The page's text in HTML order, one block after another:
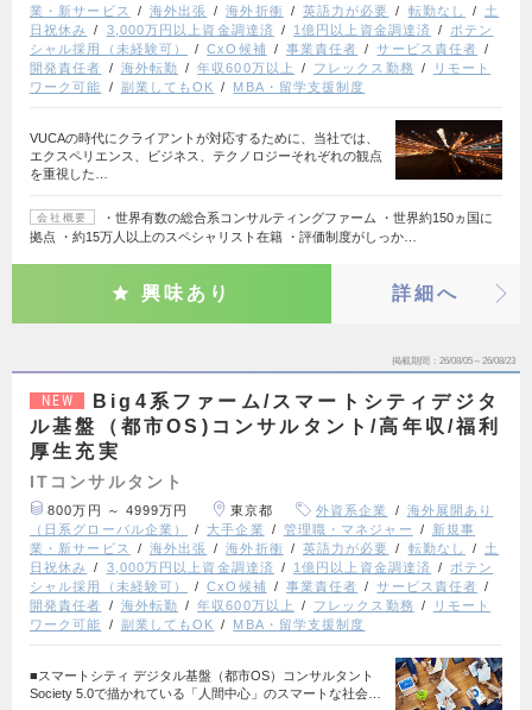
業・新サービス
海外出張 海外折衝 英語力が必要 転勤なし
土
日祝休み
3,000万円以上資金調達済 1億円以上資金調達済
ポテン
シャル採用（未経験可）
CxO候補 事業責任者
サービス責任者
開発責任者
海外転勤 年収600万以上 フレックス勤務
リモート
ワーク可能
副業してもOK MBA・留学支援制度
VUCAの時代にクライアントが対応するために、当社では、
エクスペリエンス、ビジネス、テクノロジーそれぞれの観点
を重視した…
会社概要
・世界有数の総合系コンサルティングファーム ・世界約150ヵ国に
拠点 ・約15万人以上のスペシャリスト在籍 ・評価制度がしっか…
興味あり 詳細へ
掲載期間 26/08/05～26/08/23
NEW
Big4系ファーム/スマートシティデジタ
ル基盤（都市OS)コンサルタント/高年収/福利
厚生充実
ITコンサルタント
800万円 ～ 4999万円 東京都 外資系企業
海外展開あり
（日系グローバル企業）
大手企業 管理職・マネジャー
新規事
業・新サービス
海外出張 海外折衝 英語力が必要 転勤なし
土
日祝休み
3,000万円以上資金調達済 1億円以上資金調達済
ポテン
シャル採用（未経験可）
CxO候補 事業責任者
サービス責任者
開発責任者
海外転勤 年収600万以上 フレックス勤務
リモート
ワーク可能
副業してもOK MBA・留学支援制度
■スマートシティ デジタル基盤（都市OS）コンサルタント
Society 5.0で描かれている「人間中心」のスマートな社会…